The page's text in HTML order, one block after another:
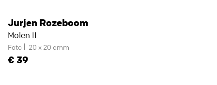
Jurjen Rozeboom
Molen II
Foto 20 x 20 cmm
39